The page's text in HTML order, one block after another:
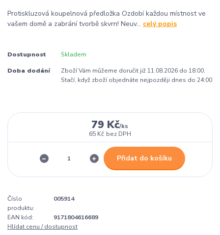
Protiskluzová koupelnová předložka Ozdobí každou místnost ve
vašem domě a zabrání tvorbě skvrn! Neuv... celý popis
Dostupnost Skladem
Doba dodání
Zboží Vám můžeme doručit již 11.08.2026 do 18:00.
Stačí, když zboží objednáte nejpozději dnes do 24:00
79 Kč/ks
65 Kč bez DPH
Přidat do košíku
Číslo
produktu:
005914
EAN kód:
9171804616689
Hlídat cenu / dostupnost